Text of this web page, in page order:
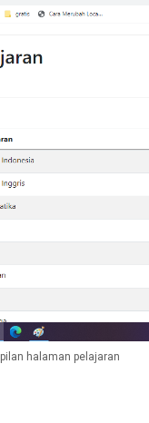
halaman pelajaran